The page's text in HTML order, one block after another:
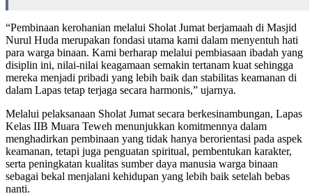
“Pembinaan kerohanian melalui Sholat Jumat berjamaah di Masjid
Nurul Huda merupakan fondasi utama kami dalam menyentuh hati
para warga binaan. Kami berharap melalui pembiasaan ibadah yang
disiplin ini, nilai-nilai keagamaan semakin tertanam kuat sehingga
mereka menjadi pribadi yang lebih baik dan stabilitas keamanan di
dalam Lapas tetap terjaga secara harmonis,” ujarnya.
Melalui pelaksanaan Sholat Jumat secara berkesinambungan, Lapas
Kelas IIB Muara Teweh menunjukkan komitmennya dalam
menghadirkan pembinaan yang tidak hanya berorientasi pada aspek
keamanan, tetapi juga penguatan spiritual, pembentukan karakter,
serta peningkatan kualitas sumber daya manusia warga binaan
sebagai bekal menjalani kehidupan yang lebih baik setelah bebas
nanti.